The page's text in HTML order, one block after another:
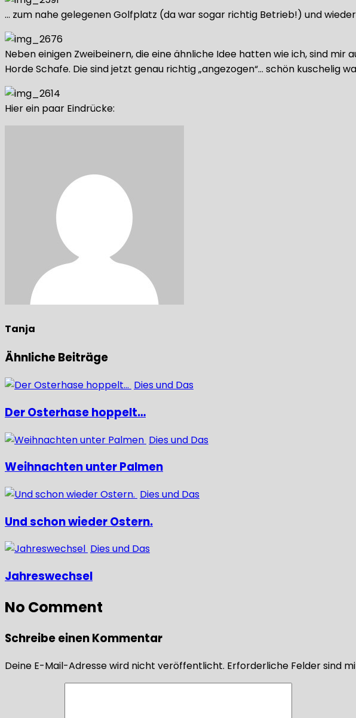
… zum nahe gelegenen Golfplatz (da war sogar richtig Betrieb!) und
Neben einigen Zweibeinern, die eine ähnliche Idee hatten wie ich, sind
Horde Schafe. Die sind jetzt genau richtig „angezogen“… schön kuschelig
Hier ein paar Eindrücke:
Tanja
Ähnliche Beiträge
Dies und Das
Der Osterhase hoppelt…
Dies und Das
Weihnachten unter Palmen
Dies und Das
Und schon wieder Ostern.
Dies und Das
Jahreswechsel
No Comment
Schreibe einen Kommentar
Deine E-Mail-Adresse wird nicht veröffentlicht. Erforderliche Felder sind